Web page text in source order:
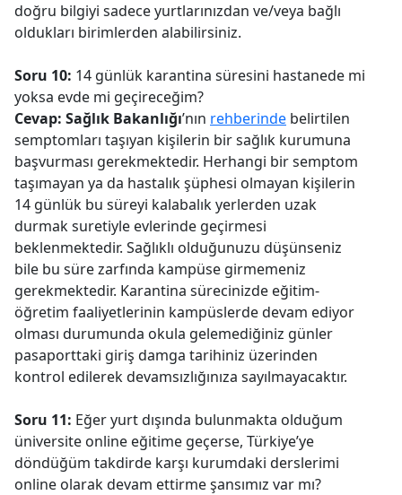
doğru bilgiyi sadece yurtlarınızdan ve/veya bağlı
oldukları birimlerden alabilirsiniz.
Soru 10: 14 günlük karantina süresini hastanede mi
yoksa evde mi geçireceğim?
Cevap: Sağlık Bakanlığı’nın rehberinde belirtilen
semptomları taşıyan kişilerin bir sağlık kurumuna
başvurması gerekmektedir. Herhangi bir semptom
taşımayan ya da hastalık şüphesi olmayan kişilerin
14 günlük bu süreyi kalabalık yerlerden uzak
durmak suretiyle evlerinde geçirmesi
beklenmektedir. Sağlıklı olduğunuzu düşünseniz
bile bu süre zarfında kampüse girmemeniz
gerekmektedir. Karantina sürecinizde eğitim-
öğretim faaliyetlerinin kampüslerde devam ediyor
olması durumunda okula gelemediğiniz günler
pasaporttaki giriş damga tarihiniz üzerinden
kontrol edilerek devamsızlığınıza sayılmayacaktır.
Soru 11: Eğer yurt dışında bulunmakta olduğum
üniversite online eğitime geçerse, Türkiye’ye
döndüğüm takdirde karşı kurumdaki derslerimi
online olarak devam ettirme şansımız var mı?